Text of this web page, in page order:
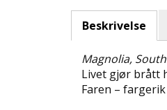
Beskrivelse
Magnolia,
Livet gjør brått
Faren –